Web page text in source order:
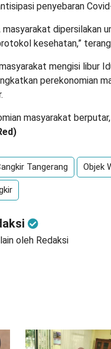
penyebaran
masyarakat
kesehatan,”
mengisi libur
perekonomian
masyarakat
Tangerang Objek
oleh Redaksi